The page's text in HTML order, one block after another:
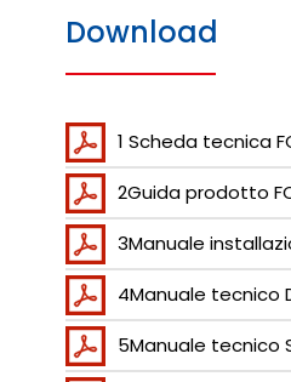
Download
1 Scheda tecnica
2Guida prodotto
3Manuale
4Manuale tecnico
5Manuale tecnico